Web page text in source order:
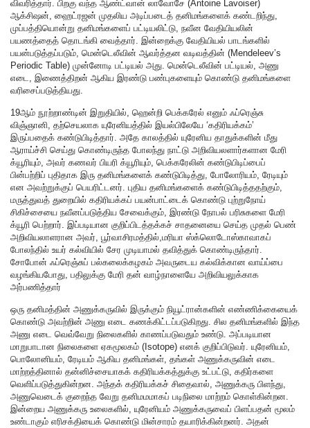
விவரித்தார். பிறகு வந்த ஆண்ட்வான் லாவோசே (Antoine Lavoiser)
ஆக்சிஷன், ஹைட்ரஜன் முதலிய அடிப்படைத் தனிமங்களைக் கண்டறிந்து,
முப்பத்தியொன்று தனிமங்களைப் பட்டியலிட்டு, நவீன வேதியியலின்
பயணத்தைத் தொடங்கி வைத்தார். இன்றைக்கு வேதியியல் பாடங்களில்
பயன்படுத்தப்படும், மென்டெலீவின் ஆவர்த்தன வடிவத்தின் (Mendeleev’s
Periodic Table) முன்னோடி பட்டியல் அது. மென்டெலீவின் பட்டியல், அணு
எடை, இணைத்திறன் ஆகிய இரண்டு பண்புகளையும் கொண்டு தனிமங்களை
வரிசைப்படுத்தியது.
19ஆம் நூற்றாண்டின் இறுதியில், ஹென்றி பெக்கரேல் எனும் ஃப்ரெஞ்சு
விஞ்ஞானி, தற்செயலாக யுரேனியத்தில் இயல்பிலேயே ‘கதிரியக்கம்’
இருப்பதைக் கண்டுபிடித்தார். அதே காலத்தில் யுரேனிய தாதுக்களின் மீது
ஆராய்ச்சி செய்து கொண்டிருந்த போலந்து நாட்டு அறிவியலளார்களான மேரி
க்யூரியும், அவர் கணவர் பியரி க்யூரியும், பெக்கரேலின் கண்டுபிடிப்பைப்
பின்பற்றிப் புதிதாக இரு தனிமங்களைக் கண்டுபிடித்து, போலோரியம், ரேடியும்
என அவற்றுக்குப் பெயரிட்டனர். புதிய தனிமங்களைக் கண்டுபிடித்ததற்கும்,
மருத்துவத் துறையில் கதிரியக்கப் பயன்பாட்டைக் கொண்டு புற்றுநோய்
சிகிச்சையை நவீனப்படுத்திய சேவைக்கும், இரண்டு நோபல் பரிசுகளை மேரி
க்யூரி பெற்றார். இப்படியான குறிப்பிடத்தக்கச் சாதனையை செய்த முதல் பெண்
அறிவியலாளரான அவர், பூர்வாசிரமத்தில்,மரியா ஸ்க்லொடோஸ்காவாகப்
போலந்தில் உயர் கல்வியில் சேர முடியாமல் தவித்துக் கொண்டிருந்தார்.
சோபோன் ஃப்ரெஞ்சுப் பல்கலைக்கழகம் அவருடைய கல்விக்கான வாய்ப்பை
வழங்கியபோது, பதிலுக்கு மேரி தன் வாழ்நாளையே அறிவியலுக்காக
அர்பணித்தார்
ஒரு தனிமத்தின் அணுக்கருவில் இருக்கும் நியூட்ரான்களின் எண்ணிக்கையைக்
கொண்டு அவற்றின் அணு எடை கணக்கிட்டப்படுகிறது. சில தனிமங்களில் இந்த
அணு எடை வெவ்வேறு நிலைகளில் காணப்படுவதும் உண்டு. அப்படியான
மாறுபாடான நிலைகளை ஏகமூலகம் (Isotope) எனக் குறிப்பிடுவர். யுரேனியம்,
பொலோனியம், ரேடியம் ஆகிய தனிமங்கள், தங்கள் அணுக்கருவின் எடை
மாற்றத்தினால் தன்னிச்சையாகக் கதிரியக்கத்துக்கு உட்பட்டு, கதிர்களை
வெளிப்படுத்துகின்றன. அந்தக் கதிரியக்கச் சிதைவால், அணுக்கரு பிளந்து,
அணுவெடைக் குறைந்த வேறு தனிமமமாகப் படிநிலை மாற்றம் கொள்கின்றன.
இன்றைய அணுக்கரு உலைகளில், யுரேனியம் அணுக்கருவைப் பிளப்பதன் மூலம்
உண்டாகும் எரிசக்தியைக் கொண்டு மின்சாரம் தயாரிக்கின்றனர். அதன்